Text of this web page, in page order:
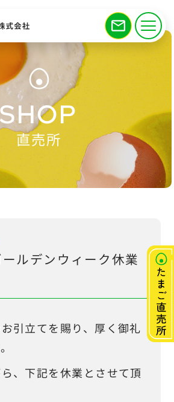
SHOP
直売所
ルデンウィーク休業
引立てを賜り、厚く御礼
、下記を休業とさせて頂
心安全 SERVICE